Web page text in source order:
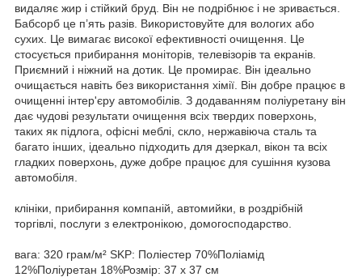
видаляє жир і стійкий бруд. Він не подрібнює і не зривається.
Бабсорб це п’ять разів. Використовуйте для вологих або
сухих. Це вимагає високої ефективності очищення. Це
стосується прибирання моніторів, телевізорів та екранів.
Приємний і ніжний на дотик. Це промирає. Він ідеально
очищається навіть без використання хімії. Він добре працює в
очищенні інтер'єру автомобілів. З додаванням поліуретану він
дає чудові результати очищення всіх твердих поверхонь,
таких як підлога, офісні меблі, скло, нержавіюча сталь та
багато інших, ідеально підходить для дзеркал, вікон та всіх
гладких поверхонь, дуже добре працює для сушіння кузова
автомобіля.
клініки, прибирання компаній, автомийки, в роздрібній
торгівлі, послуги з електронікою, домогосподарство.
вага: 320 грам/м² SKP: Поліестер 70%Поліамід
12%Поліуретан 18%Розмір: 37 х 37 см